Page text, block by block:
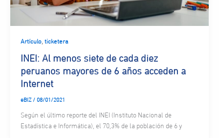
Artículo, ticketera
INEI: Al menos siete de cada diez
peruanos mayores de 6 años acceden a
Internet
eBIZ / 08/01/2021
Según el último reporte del INEI (Instituto Nacional de
Estadística e Informática), el 70,3% de la población de 6 y